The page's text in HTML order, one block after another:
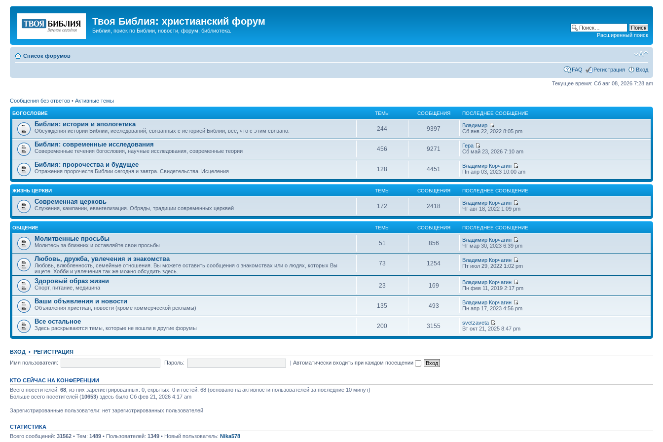
Твоя Библия: христианский форум
Библия, поиск по Библии, новости, форум, библиотека.
Расширенный поиск
Список форумов
FAQ Регистрация Вход
Текущее время: Сб авг 08, 2026 7:28 am
Сообщения без ответов • Активные темы
БОГОСЛОВИЕ ТЕМЫ СООБЩЕНИЯ ПОСЛЕДНЕЕ СООБЩЕНИЕ
Библия: история и апологетика
Обсуждения истории Библии, исследований, связанных с историей Библии, все, что с этим связано. 244 9397
Владимир
Сб янв 22, 2022 8:05 pm
Библия: современные исследования
Совеременные течения богословия, научные исследования, современные теории 456 9271
Гера
Сб май 23, 2026 7:10 am
Библия: пророчества и будущее
Отражения пророчеств Библии сегодня и завтра. Свидетельства. Исцеления 128 4451
Владимир Корчагин
Пн апр 03, 2023 10:00 am
ЖИЗНЬ ЦЕРКВИ ТЕМЫ СООБЩЕНИЯ ПОСЛЕДНЕЕ СООБЩЕНИЕ
Современная церковь
Служения, кампании, евангелизация. Обряды, традиции современных церквей 172 2418
Владимир Корчагин
Чт авг 18, 2022 1:09 pm
ОБЩЕНИЕ ТЕМЫ СООБЩЕНИЯ ПОСЛЕДНЕЕ СООБЩЕНИЕ
Молитвенные просьбы
Молитесь за ближних и оставляйте свои просьбы 51 856
Владимир Корчагин
Чт мар 30, 2023 6:39 pm
Любовь, дружба, увлечения и знакомства
Любовь, влюбленность, семейные отношения. Вы можете оставить сообщения о знакомствах или о людях, которых Вы
ищете. Хобби и увлечения так же можно обсудить здесь.
73 1254
Владимир Корчагин
Пт июл 29, 2022 1:02 pm
Здоровый образ жизни
Спорт, питание, медицина 23 169
Владимир Корчагин
Пн фев 11, 2019 2:17 pm
Ваши объявления и новости
Объявления христиан, новости (кроме коммерческой рекламы) 135 493
Владимир Корчагин
Пн апр 17, 2023 4:56 pm
Все остальное
Здесь раскрываются темы, которые не вошли в другие форумы 200 3155
svetzaveta
Вт окт 21, 2025 8:47 pm
ВХОД • РЕГИСТРАЦИЯ
Имя пользователя:
Пароль: |Автоматически входить при каждом посещении
КТО СЕЙЧАС НА КОНФЕРЕНЦИИ
Всего посетителей: 68 , из них зарегистрированных: 0, скрытых: 0 и гостей: 68 (основано на активности пользователей за последние 10 минут)
Больше всего посетителей (10653) здесь было Сб фев 21, 2026 4:17 am
Зарегистрированные пользователи: нет зарегистрированных пользователей
СТАТИСТИКА
Всего сообщений: 31562 • Тем: 1489 • Пользователей: 1349 • Новый пользователь: Nika578